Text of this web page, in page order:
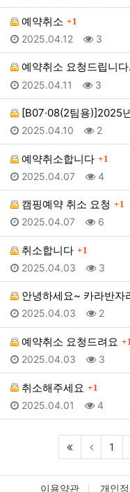
예약취소 댓글
1
등록일
2025.04.12 조회
3
예약취소 요청드립니다.
등록일
2025.04.11 조회
3
[B07·08(2팀용)]2025
등록일
2025.04.10 조회
2
예약취소합니다 댓글
1
등록일
2025.04.07 조회
4
캠핑예약 취소 요청 댓글
1
등록일
2025.04.07 조회
6
취소합니다 댓글
1
등록일
2025.04.03 조회
3
안녕하세요~ 카라반자
등록일
2025.04.03 조회
2
예약취소 요청드려요
등록일
2025.04.03 조회
3
취소해주세요 댓글
1
등록일
2025.04.01 조회
4
1
이용약관 개인